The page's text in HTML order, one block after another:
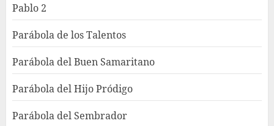
Pablo 2
Parábola de los Talentos
Parábola del Buen Samaritano
Parábola del Hijo Pródigo
Parábola del Sembrador